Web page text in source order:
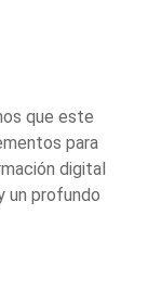
que este
para
digital
un profundo